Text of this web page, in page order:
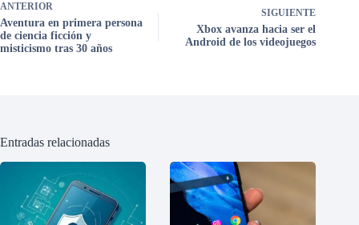
ANTERIOR
Aventura en primera persona
de ciencia ficción y
misticismo tras 30 años
SIGUIENTE
Xbox avanza hacia ser el
Android de los videojuegos
Entradas relacionadas